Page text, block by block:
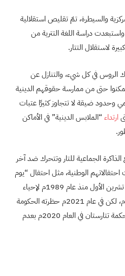
والسيطرة، تمّ تقليص استقلالية
بشكل أكبر عام 2017م، واستبعدت دراسة اللغة التترية من
لاستقلال التتار.
الروس في كل شيء، والتنازل عن
حتى من ممارسة حقوقهم الدينية
وحدود ضيقة لا تتجاوز كثيرًا عتبات
ارتداء“الملابس الدينية” في الأماكن
الجماعية للتار وتتحرك ضد آخر
احتفالاتهم الوطنية، مثل احتفال “يوم
الذكرى” الذي كان يقام كل أكتوبر/ تشرين الأول منذ عام 1989م لإحياء
ذكرى سقوط قازان في العام 1552م، لكن في عام 2021م حظرته الحكومة
محكمة تتارستان في العام 2020م بعدم